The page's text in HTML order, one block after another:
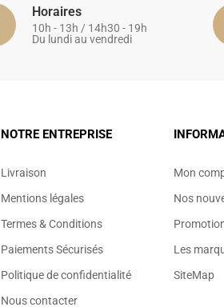
Horaires
10h - 13h / 14h30 - 19h
Du lundi au vendredi
NOTRE ENTREPRISE
Livraison
Mentions légales
Termes & Conditions
Paiements Sécurisés
Politique de confidentialité
Nous contacter
Mon
Nos
Les
SiteMap